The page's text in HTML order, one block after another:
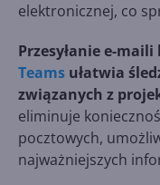
elektronicznej, co
Przesyłanie e-
Teams ułatwia
związanych z
eliminuje
pocztowych,
najważniejszych